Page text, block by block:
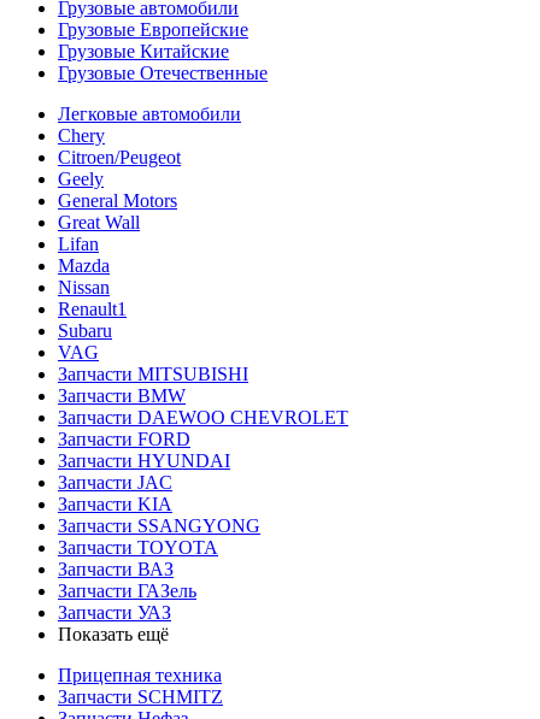
Грузовые автомобили
Грузовые Европейские
Грузовые Китайские
Грузовые Отечественные
Легковые автомобили
Chery
Citroen/Peugeot
Geely
General Motors
Great Wall
Lifan
Mazda
Nissan
Renault1
Subaru
VAG
Запчасти MITSUBISHI
Запчасти BMW
Запчасти DAEWOO CHEVROLET
Запчасти FORD
Запчасти HYUNDAI
Запчасти JAC
Запчасти KIA
Запчасти SSANGYONG
Запчасти TOYOTA
Запчасти ВАЗ
Запчасти ГАЗель
Запчасти УАЗ
Показать ещё
Прицепная техника
Запчасти SCHMITZ